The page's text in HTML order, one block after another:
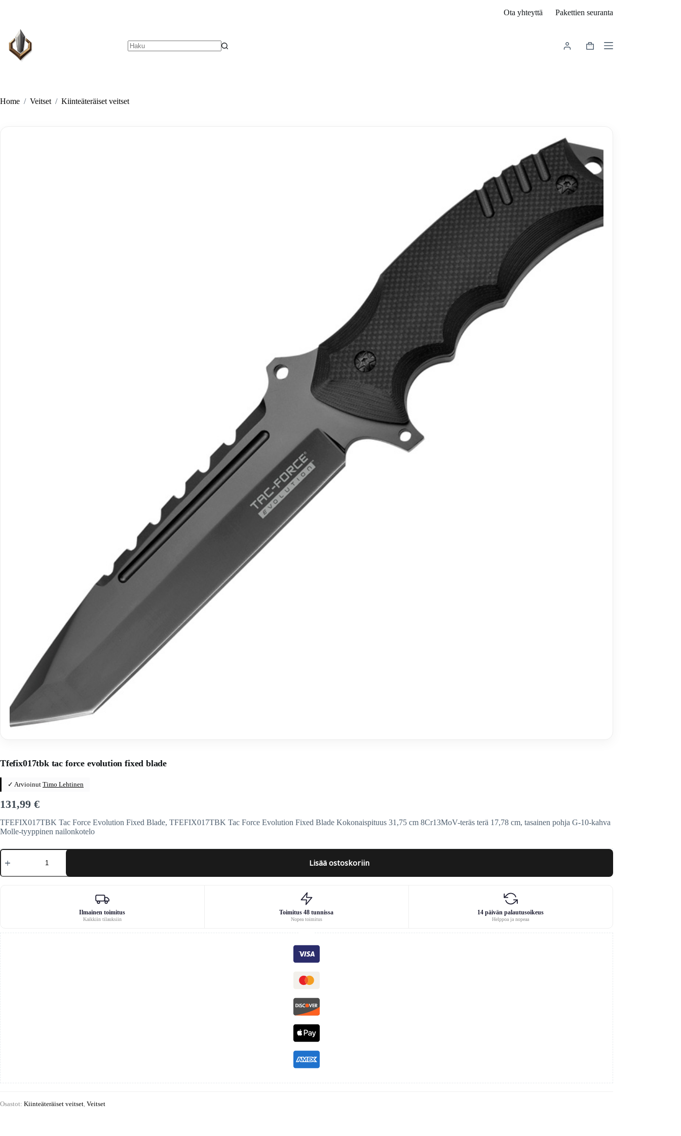
Ota yhteyttä Pakettien seuranta
Shopping
Home / Veitset / Kiinteäteräiset veitset
Tfefix017tbk tac force evolution fixed blade
✓ Arvioinut Timo Lehtinen
131,99 €
TFEFIX017TBK Tac Force Evolution Fixed Blade, TFEFIX017TBK Tac Force Evolution Fixed Blade Kokonaispituus 31,75 cm 8Cr13MoV-teräs terä 17,78 cm, tasainen pohja G-10-kahva
Molle-tyyppinen nailonkotelo
Tfefix017tbk
tac
evolution
Lisää ostoskoriin
Ilmainen toimitus
Kaikkiin tilauksiin
Toimitus 48 tunnissa
Nopea toimitus
14 päivän palautusoikeus
Helppoa ja nopeaa
Osastot: Kiinteäteräiset veitset Veitset